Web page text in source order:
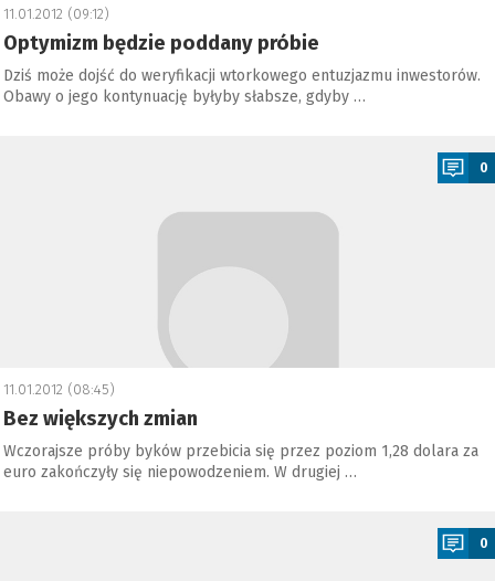
11.01.2012 (09:12)
Optymizm będzie poddany próbie
Dziś może dojść do weryfikacji wtorkowego entuzjazmu inwestorów.
Obawy o jego kontynuację byłyby słabsze, gdyby …
0
11.01.2012 (08:45)
Bez większych zmian
Wczorajsze próby byków przebicia się przez poziom 1,28 dolara za
euro zakończyły się niepowodzeniem. W drugiej …
0